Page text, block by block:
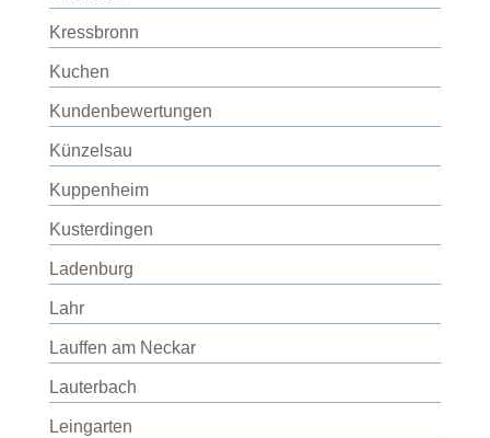
Kressbronn
Kuchen
Kundenbewertungen
Künzelsau
Kuppenheim
Kusterdingen
Ladenburg
Lahr
Lauffen am Neckar
Lauterbach
Leingarten